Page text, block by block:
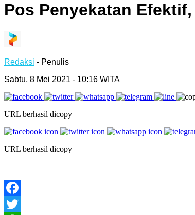
Pos Penyekatan
Redaksi - Penulis
Sabtu, 8 Mei 2021 - 10:16 WITA
URL berhasil dicopy
URL berhasil dicopy
Facebook